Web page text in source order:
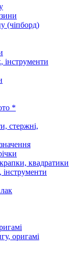
(чіпборд)
інструменти
*
стержні,
квадратики
інструменти
оригамі